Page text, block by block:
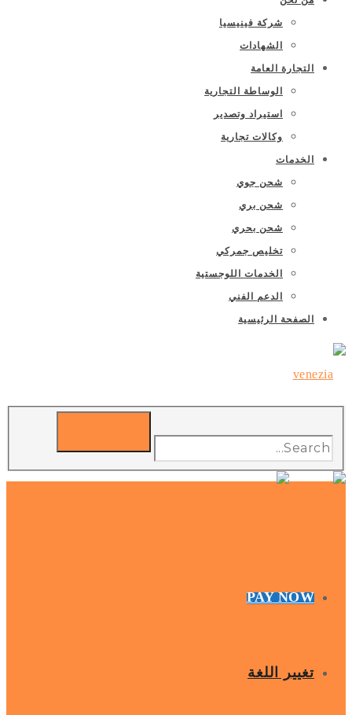
شركة فينيسيا
الشهادات
التجارة العامة
الوساطة التجارية
استيراد وتصدير
وكالات تجارية
الخدمات
شحن جوي
شحن بري
شحن بحري
تخليص جمركي
الخدمات اللوجستية
الدعم الفني
الصفحة الرئيسية
PAY NOW
تغيير اللغة